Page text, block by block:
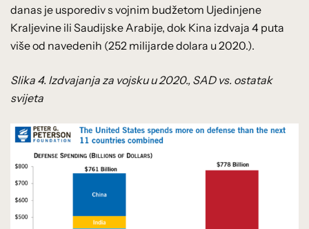
danas je usporediv s vojnim budžetom Ujedinjene
Kraljevine ili Saudijske Arabije, dok Kina izdvaja 4 puta
više od navedenih (252 milijarde dolara u 2020.).
Slika 4. Izdvajanja za vojsku u 2020., SAD vs. ostatak
svijeta